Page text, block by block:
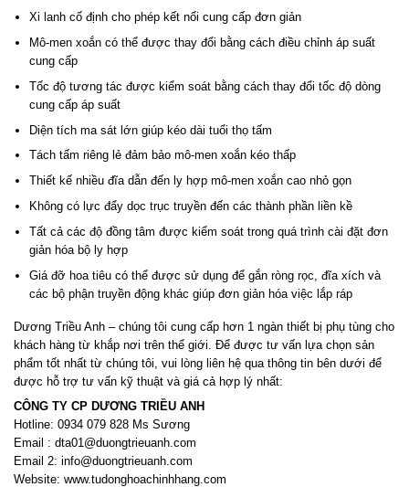
Xi lanh cố định cho phép kết nối cung cấp đơn giản
Mô-men xoắn có thể được thay đổi bằng cách điều chỉnh áp suất
cung cấp
Tốc độ tương tác được kiểm soát bằng cách thay đổi tốc độ dòng
cung cấp áp suất
Diện tích ma sát lớn giúp kéo dài tuổi thọ tấm
Tách tấm riêng lẻ đảm bảo mô-men xoắn kéo thấp
Thiết kế nhiều đĩa dẫn đến ly hợp mô-men xoắn cao nhỏ gọn
Không có lực đẩy dọc trục truyền đến các thành phần liền kề
Tất cả các độ đồng tâm được kiểm soát trong quá trình cài đặt đơn
giản hóa bộ ly hợp
Giá đỡ hoa tiêu có thể được sử dụng để gắn ròng rọc, đĩa xích và
các bộ phận truyền động khác giúp đơn giản hóa việc lắp ráp
Dương Triều Anh – chúng tôi cung cấp hơn 1 ngàn thiết bị phụ tùng cho
khách hàng từ khắp nơi trên thế giới. Để được tư vấn lựa chọn sản
phẩm tốt nhất từ chúng tôi, vui lòng liên hệ qua thông tin bên dưới để
được hỗ trợ tư vấn kỹ thuật và giá cả hợp lý nhất:
CÔNG TY CP DƯƠNG TRIỀU ANH
Hotline: 0934 079 828 Ms Sương
Email : dta01@duongtrieuanh.com
Email 2: info@duongtrieuanh.com
Website: www.tudonghoachinhhang.com